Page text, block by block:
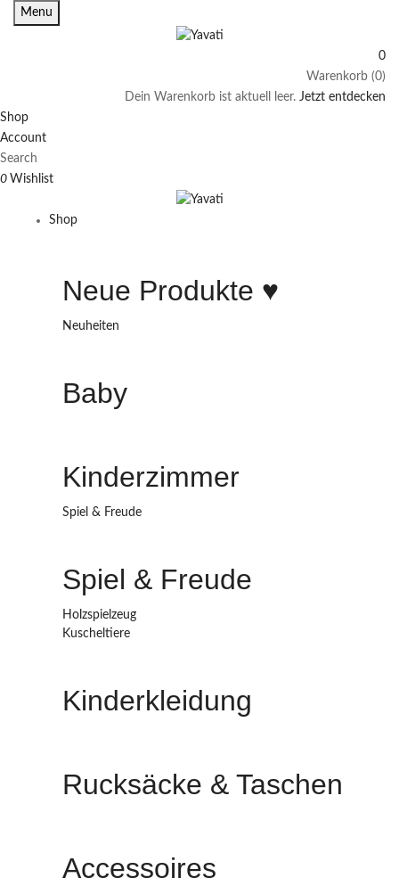
Menu
0
Warenkorb (0)
Dein Warenkorb ist aktuell leer. Jetzt entdecken
Shop
Account
Search
0 Wishlist
Shop
Neue Produkte ♥️
Neuheiten
Baby
Kinderzimmer
Spiel & Freude
Spiel & Freude
Holzspielzeug
Kuscheltiere
Kinderkleidung
Rucksäcke & Taschen
Accessoires